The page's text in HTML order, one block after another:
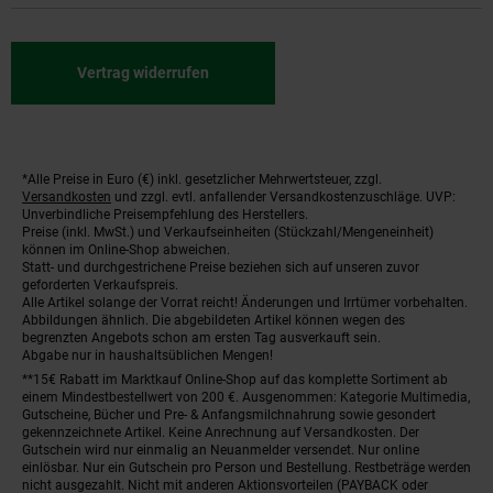
Vertrag widerrufen
Fußnoten
*Alle Preise in Euro (€) inkl. gesetzlicher Mehrwertsteuer, zzgl.
Versandkosten und zzgl. evtl. anfallender Versandkostenzuschläge. UVP:
Unverbindliche Preisempfehlung des Herstellers.
Preise (inkl. MwSt.) und Verkaufseinheiten (Stückzahl/Mengeneinheit)
können im Online-Shop abweichen.
Statt- und durchgestrichene Preise beziehen sich auf unseren zuvor
geforderten Verkaufspreis.
Alle Artikel solange der Vorrat reicht! Änderungen und Irrtümer vorbehalten.
Abbildungen ähnlich. Die abgebildeten Artikel können wegen des
begrenzten Angebots schon am ersten Tag ausverkauft sein.
Abgabe nur in haushaltsüblichen Mengen!
**15€ Rabatt im Marktkauf Online-Shop auf das komplette Sortiment ab
einem Mindestbestellwert von 200 €. Ausgenommen: Kategorie Multimedia,
Gutscheine, Bücher und Pre- & Anfangsmilchnahrung sowie gesondert
gekennzeichnete Artikel. Keine Anrechnung auf Versandkosten. Der
Gutschein wird nur einmalig an Neuanmelder versendet. Nur online
einlösbar. Nur ein Gutschein pro Person und Bestellung. Restbeträge werden
nicht ausgezahlt. Nicht mit anderen Aktionsvorteilen (PAYBACK oder